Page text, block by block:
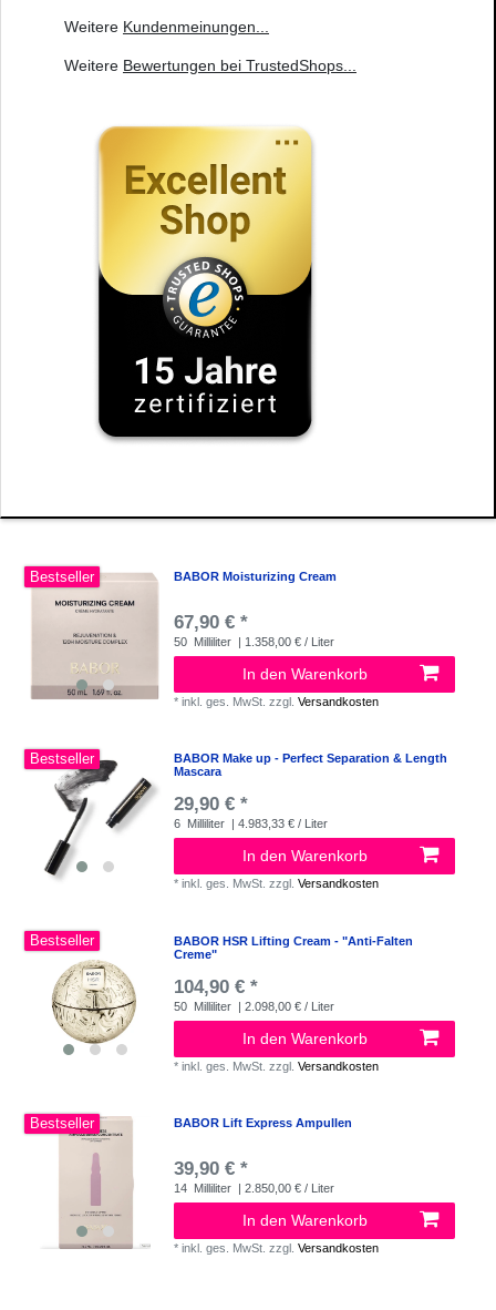
Weitere Kundenmeinungen
Weitere Bewertungen bei TrustedShops
Bestseller BABOR Moisturizing Cream
67,90 € *
50 Milliliter | 1.358,00 € / Liter
In den Warenkorb
*inkl. ges. MwSt. zzgl.Versandkosten
Bestseller
BABOR Make up - Perfect Separation & Length
Mascara
29,90 € *
6 Milliliter | 4.983,33 € / Liter
In den Warenkorb
*inkl. ges. MwSt. zzgl.Versandkosten
Bestseller
BABOR HSR Lifting Cream - "Anti-Falten
Creme"
104,90 € *
50 Milliliter | 2.098,00 € / Liter
In den Warenkorb
*inkl. ges. MwSt. zzgl.Versandkosten
Bestseller BABOR Lift Express Ampullen
39,90 € *
14 Milliliter | 2.850,00 € / Liter
In den Warenkorb
*inkl. ges. MwSt. zzgl.Versandkosten